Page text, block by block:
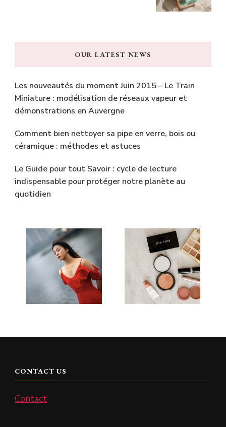
OUR LATEST NEWS
Les nouveautés du moment Juin 2015 – Le Train
Miniature : modélisation de réseaux vapeur et
démonstrations en Auvergne
Comment bien nettoyer sa pipe en verre, bois ou
céramique : méthodes et astuces
Le Guide pour tout Savoir : cycle de lecture
indispensable pour protéger notre planète au
quotidien
CONTACT US
Contact